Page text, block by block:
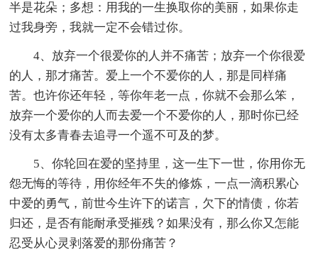
半是花朵；多想：用我的一生换取你的美丽，如果你走
过我身旁，我就一定不会错过你。
4、放弃一个很爱你的人并不痛苦；放弃一个你很爱
的人，那才痛苦。爱上一个不爱你的人，那是同样痛
苦。也许你还年轻，等你年老一点，你就不会那么笨，
放弃一个爱你的人而去爱一个不爱你的人，那时你已经
没有太多青春去追寻一个遥不可及的梦。
5、你轮回在爱的坚持里，这一生下一世，你用你无
怨无悔的等待，用你经年不失的修炼，一点一滴积累心
中爱的勇气，前世今生许下的诺言，欠下的情债，你若
归还，是否有能耐承受摧残？如果没有，那么你又怎能
忍受从心灵剥落爱的那份痛苦？